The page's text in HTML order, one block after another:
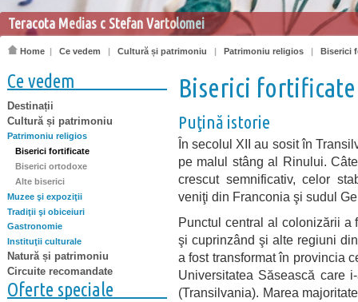
Teracota Medias c Stefan Vartolomei
Home | Ce vedem | Cultură și patrimoniu | Patrimoniu religios | Biserici
Ce vedem
Destinații
Cultură și patrimoniu
Patrimoniu religios
Biserici fortificate
Biserici ortodoxe
Alte biserici
Muzee şi expoziţii
Tradiţii şi obiceiuri
Gastronomie
Instituţii culturale
Natură și patrimoniu
Circuite recomandate
Oferte speciale
Biserici fortificate
Puţină istorie
În secolul XII au sosit în
pe malul stâng al Rinului.
crescut semnificativ, celor
veniţi din Franconia şi sudul
Punctul central al colonizării a
şi cuprinzând şi alte regiuni
a fost transformat în provincia
Universitatea Săsească care
(Transilvania). Marea